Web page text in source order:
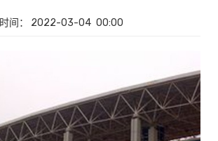
时间： 2022-03-04 00:00